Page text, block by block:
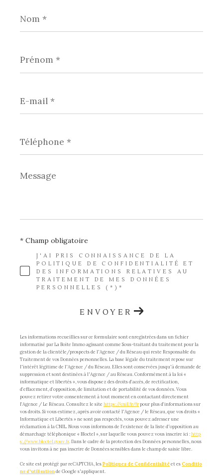
*
*
mail
*
*
Message
*
J'AI PRIS CONNAISSANCE DE LA
POLITIQUE DE CONFIDENTIALITÉ ET
DES INFORMATIONS RELATIVES AU
TRAITEMENT DE MES DONNÉES
PERSONNELLES (*)*
* Champ obligatoire
ENVOYER
Les informations recueillies sur ce formulaire sont enregistrées dans un fichier
informatisé par La Boite Immo agissant comme Sous-traitant du traitement pour la
gestion de la clientèle/prospects de l'Agence / du Réseau qui reste Responsable du
Traitement de vos Données personnelles. La base légale du traitement repose sur
l'intérêt légitime de l'Agence / du Réseau. Elles sont conservées jusqu'à demande de
suppression et sont destinées à l'Agence / au Réseau. Conformément à la loi «
informatique et libertés », vous disposez des droits d’accès, de rectification,
d’effacement, d’opposition, de limitation et de portabilité de vos données. Vous
pouvez retirer votre consentement à tout moment en contactant directement
l’Agence / Le Réseau. Consultez le site https://cnil.fr/frpour plus d’informations sur
vos droits. Si vous estimez, après avoir contacté l'Agence / le Réseau, que vos droits «
Informatique et Libertés » ne sont pas respectés, vous pouvez adresser une
réclamation à la CNIL. Nous vous informons de l’existence de la liste d'opposition au
démarchage téléphonique « Bloctel », sur laquelle vous pouvez vous inscrire ici :http
s://www.bloctel.gouv.fr. Dans le cadre de la protection des Données personnelles, nous
vous invitons à ne pas inscrire de Données sensibles dans le champ de saisie libre.
Ce site est protégé par reCAPTCHA, lesPolitiques de Confidentialitéet esConditio
ns d'utilisationde Google s'appliquent.